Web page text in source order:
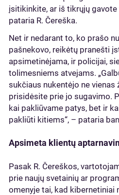
įsitikinkite, ar iš tikrųjų gavote
pataria R. Čereška.
Net ir nedarant to, ko prašo
pašnekovo, reikėtų pranešti
apsimetinėjama, ir policijai,
tolimesniems atvejams.
sukčiaus nukentėjo ne vienas
prisidėsite prie jo sugavimo.
kai pakliūvame patys, bet ir
pakliūti kitiems“, – pataria
Apsimeta klientų
Pasak R. Čereškos,
prie naujų svetainių ar
omenyje tai, kad kibernetiniai